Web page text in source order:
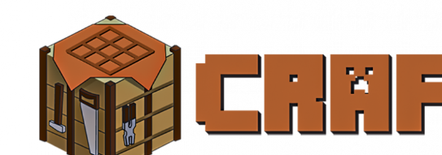
contenido